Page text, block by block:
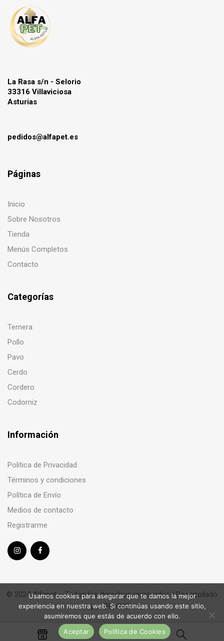
La Rasa s/n - Selorio
33316 Villaviciosa
Asturias
pedidos@alfapet.es
Páginas
Inicio
Sobre Nosotros
Tienda
Menús Completos
Contacto
Categorías
Ternera
Pollo
Pavo
Cerdo
Cordero
Codorniz
Información
Política de Privacidad
Términos y condiciones
Política de Envío
Medios de contacto
Registrarme
© 2024 Alfapet – Todos los derechos reservados | Desarrollado
porBRIKNET
Usamos cookies para asegurar que te damos la mejor
experiencia en nuestra web. Si continúas usando este sitio,
asumiremos que estás de acuerdo con ello.
Aceptar
Política de Cookies